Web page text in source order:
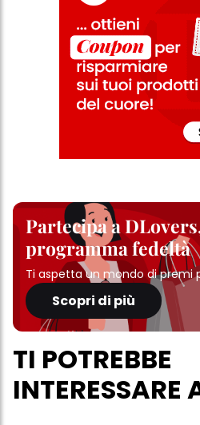
Partecipa a
programma fedeltà
Ti aspetta un mondo di premi
Scopri di più
TI POTREBBE
INTERESSARE